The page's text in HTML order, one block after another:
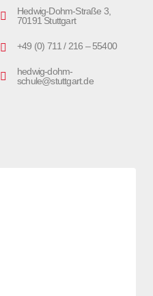
Hedwig-Dohm-Straße 3,
70191 Stuttgart
+49 (0) 711 / 216 – 55400
hedwig-dohm-
schule@stuttgart.de